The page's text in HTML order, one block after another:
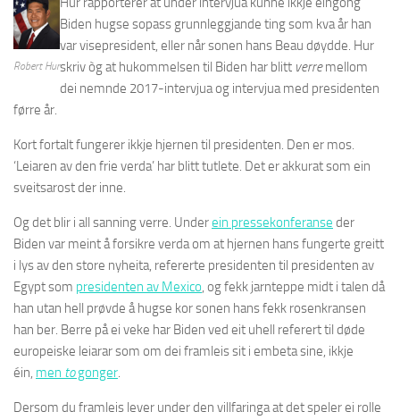
Robert Hur
Biden hugse sopass grunnleggjande ting som kva år han
var visepresident, eller når sonen hans Beau døydde. Hur
skriv òg at hukommelsen til Biden har blitt verremellom
dei nemnde 2017-intervjua og intervjua med presidenten
førre år.
Kort fortalt fungerer ikkje hjernen til presidenten. Den er mos.
‘Leiaren av den frie verda’ har blitt tutlete. Det er akkurat som ein
sveitsarost der inne.
Og det blir i all sanning verre. Underein pressekonferanse der
Biden var meint å forsikre verda om at hjernen hans fungerte greitt
i lys av den store nyheita, refererte presidenten til presidenten av
Egypt som presidenten av Mexico, og fekk jarnteppe midt i talen då
han utan hell prøvde å hugse kor sonen hans fekk rosenkransen
han ber. Berre på ei veke har Biden ved eit uhell referert til døde
europeiske leiarar som om dei framleis sit i embeta sine, ikkje
éin, men togonger.
Dersom du framleis lever under den villfaringa at det speler ei rolle